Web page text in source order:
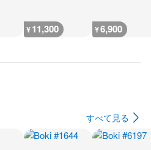
¥11,300 ¥6,900
すべて見る